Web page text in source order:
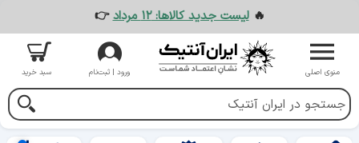
🔥لیست جدید کالاها: ۱۲ مرداد 👉
منوی اصلی ورود | ثبت‌نام سبد خرید